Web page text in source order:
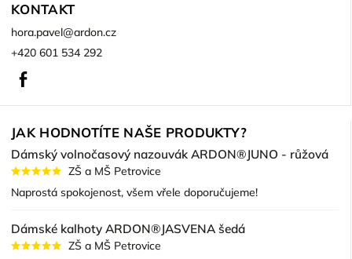
KONTAKT
hora.pavel@ardon.cz
+420 601 534 292
JAK HODNOTÍTE NAŠE PRODUKTY?
Dámský volnočasový nazouvák ARDON®JUNO - růžová
ZŠ a MŠ Petrovice
Naprostá spokojenost, všem vřele doporučujeme!
Dámské kalhoty ARDON®JASVENA šedá
ZŠ a MŠ Petrovice